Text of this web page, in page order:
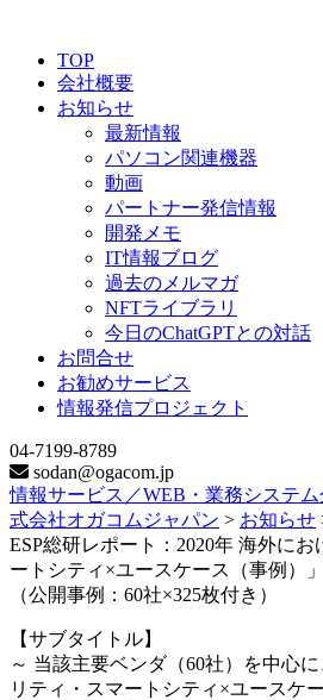
TOP
会社概要
お知らせ
最新情報
パソコン関連機器
動画
パートナー発信情報
開発メモ
IT情報ブログ
過去のメルマガ
NFTライブラリ
今日のChatGPTとの対話
お問合せ
お勧めサービス
情報発信プロジェクト
04-7199-8789
sodan@ogacom.jp
情報サービス／WEB・業務システ
式会社オガコムジャパン > お知らせ
ESP総研レポート：2020年 海外に
ートシティ×ユースケース（事例）
（公開事例：60社×325枚付き）
【サブタイトル】
～ 当該主要ベンダ（60社）を中心
リティ・スマートシティ×ユースケ